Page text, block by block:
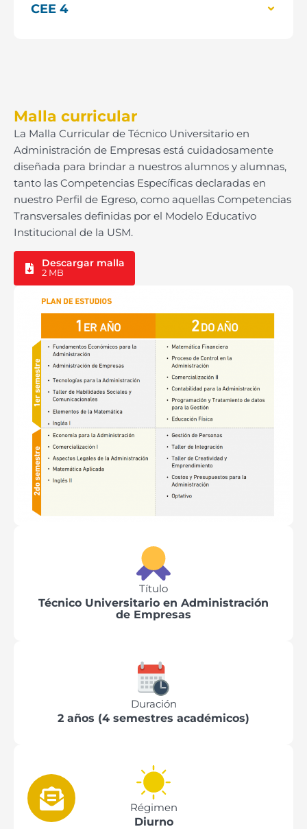
CEE 4
Malla curricular
La Malla Curricular de Técnico Universitario en
Administración de Empresas está cuidadosamente
diseñada para brindar a nuestros alumnos y alumnas,
tanto las Competencias Específicas declaradas en
nuestro Perfil de Egreso, como aquellas Competencias
Transversales definidas por el Modelo Educativo
Institucional de la USM.
Descargar malla
2 MB
Título
Técnico Universitario en Administración
de Empresas
Duración
2 años (4 semestres académicos)
Régimen
Diurno